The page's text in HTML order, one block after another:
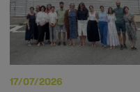
17/07/2026